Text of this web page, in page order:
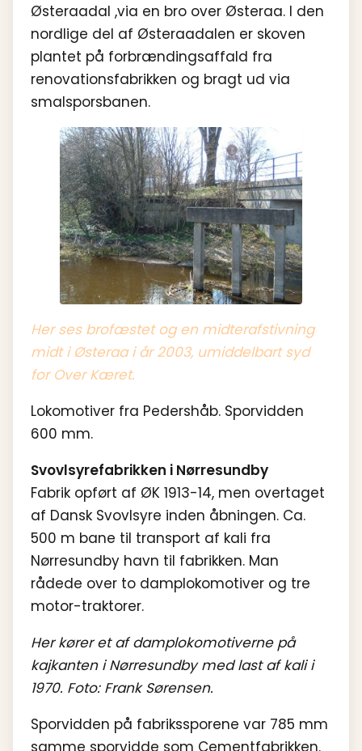
Østeraadal ,via en bro over Østeraa. I den
nordlige del af Østeraadalen er skoven
plantet på forbrændingsaffald fra
renovationsfabrikken og bragt ud via
smalsporsbanen.
Her ses brofæstet og en midterafstivning
midt i Østeraa i år 2003, umiddelbart syd
for Over Kæret.
Lokomotiver fra Pedershåb. Sporvidden
600 mm.
Svovlsyrefabrikken i Nørresundby
Fabrik opført af ØK 1913-14, men overtaget
af Dansk Svovlsyre inden åbningen. Ca.
500 m bane til transport af kali fra
Nørresundby havn til fabrikken. Man
rådede over to damplokomotiver og tre
motor-traktorer.
Her kører et af damplokomotiverne på
kajkanten i Nørresundby med last af kali i
1970. Foto: Frank Sørensen.
Sporvidden på fabrikssporene var 785 mm